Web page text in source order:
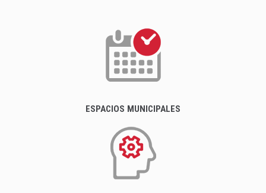
ESPACIOS MUNICIPALES